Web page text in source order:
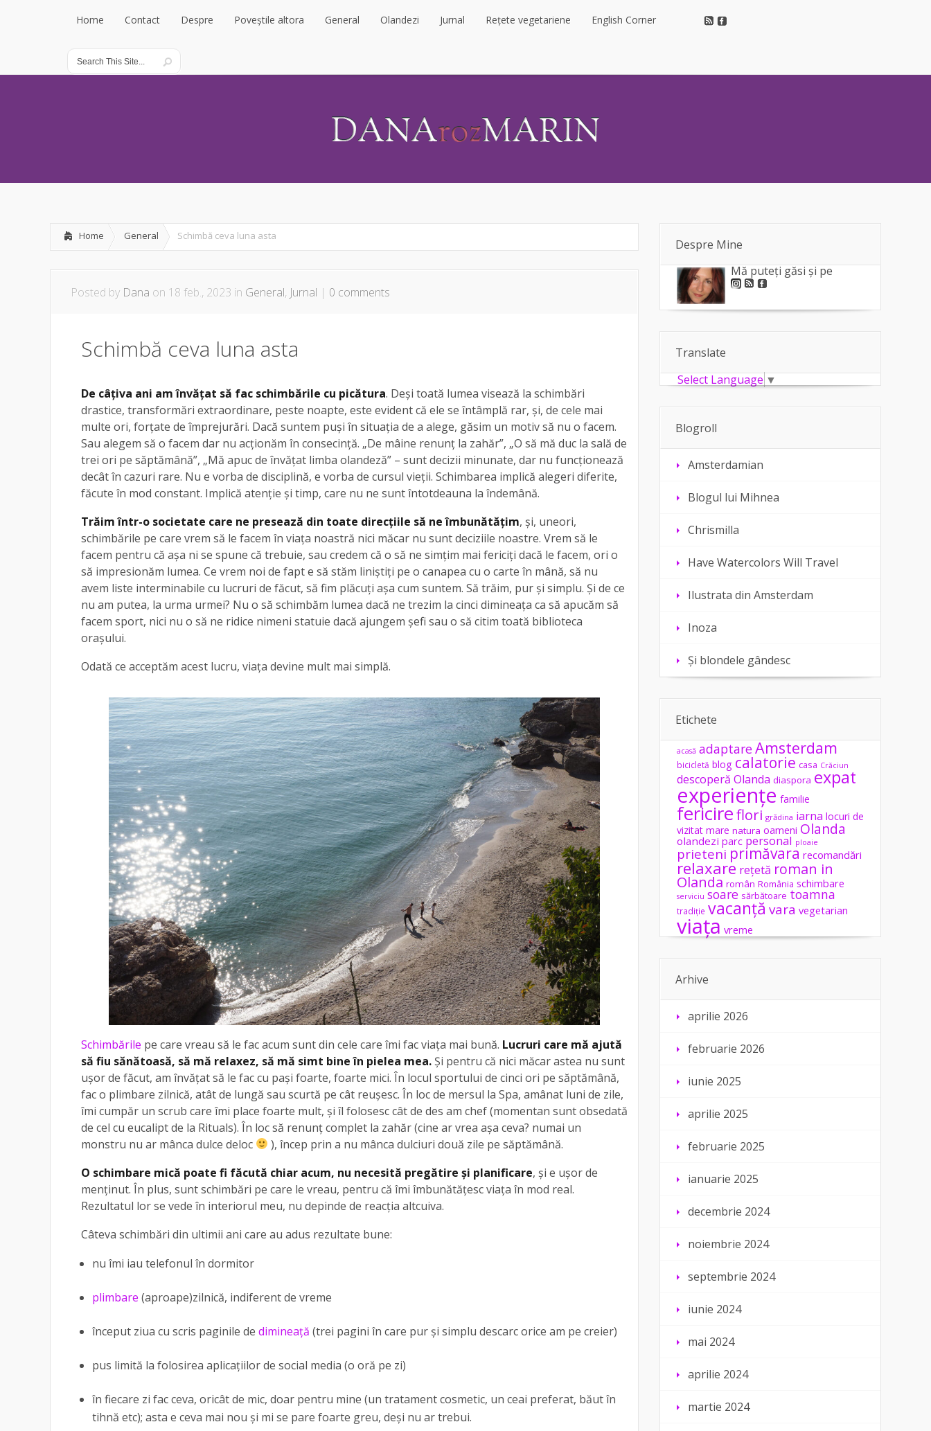
Home
Home
Contact
Contact
Despre Poveștile altora General Olandezi Jurnal Rețete vegetariene English Corner
Home General Schimbă ceva luna asta
Posted by Dana on 18 feb., 2023 in General, Jurnal | 0 comments
Schimbă ceva luna asta
De câțiva ani am învățat să fac schimbările cu picătura. Deși toată lumea visează la schimbări
drastice, transformări extraordinare, peste noapte, este evident că ele se întâmplă rar, și, de cele mai
multe ori, forțate de împrejurări. Dacă suntem puși în situația de a alege, găsim un motiv să nu o facem.
Sau alegem să o facem dar nu acționăm în consecință. „De mâine renunț la zahăr”, „O să mă duc la sală de
trei ori pe săptămână”, „Mă apuc de învățat limba olandeză” – sunt decizii minunate, dar nu funcționează
decât în cazuri rare. Nu e vorba de disciplină, e vorba de cursul vieții. Schimbarea implică alegeri diferite,
făcute în mod constant. Implică atenție și timp, care nu ne sunt întotdeauna la îndemână.
Trăim într-o societate care ne presează din toate direcțiile să ne îmbunătățim, și, uneori,
schimbările pe care vrem să le facem în viața noastră nici măcar nu sunt deciziile noastre. Vrem să le
facem pentru că așa ni se spune că trebuie, sau credem că o să ne simțim mai fericiți dacă le facem, ori o
să impresionăm lumea. Ce vrem noi de fapt e să stăm liniștiți pe o canapea cu o carte în mână, să nu
avem liste interminabile cu lucruri de făcut, să fim plăcuți așa cum suntem. Să trăim, pur și simplu. Și de ce
nu am putea, la urma urmei? Nu o să schimbăm lumea dacă ne trezim la cinci dimineața ca să apucăm să
facem sport, nici nu o să ne ridice nimeni statuie dacă ajungem șefi sau o să citim toată biblioteca
orașului.
Odată ce acceptăm acest lucru, viața devine mult mai simplă.
Schimbările pe care vreau să le fac acum sunt din cele care îmi fac viața mai bună. Lucruri care mă ajută
să fiu sănătoasă, să mă relaxez, să mă simt bine în pielea mea. Și pentru că nici măcar astea nu sunt
ușor de făcut, am învățat să le fac cu pași foarte, foarte mici. În locul sportului de cinci ori pe săptămână,
fac o plimbare zilnică, atât de lungă sau scurtă pe cât reușesc. În loc de mersul la Spa, amânat luni de zile,
îmi cumpăr un scrub care îmi place foarte mult, și îl folosesc cât de des am chef (momentan sunt obsedată
de cel cu eucalipt de la Rituals). În loc să renunț complet la zahăr (cine ar vrea așa ceva? numai un
monstru nu ar mânca dulce deloc
), încep prin a nu mânca dulciuri două zile pe săptămână.
O schimbare mică poate fi făcută chiar acum, nu necesită pregătire și planificare, și e ușor de
menținut. În plus, sunt schimbări pe care le vreau, pentru că îmi îmbunătățesc viața în mod real.
Rezultatul lor se vede în interiorul meu, nu depinde de reacția altcuiva.
Câteva schimbări din ultimii ani care au adus rezultate bune:
nu îmi iau telefonul în dormitor
plimbare (aproape)zilnică, indiferent de vreme
început ziua cu scris paginile de dimineață (trei pagini în care pur și simplu descarc orice am pe creier)
pus limită la folosirea aplicațiilor de social media (o oră pe zi)
în fiecare zi fac ceva, oricât de mic, doar pentru mine (un tratament cosmetic, un ceai preferat, băut în
tihnă etc); asta e ceva mai nou și mi se pare foarte greu, deși nu ar trebui.
Despre Mine
Mă puteți găsi și pe
Translate
Select Language ▼
Blogroll
Amsterdamian
Blogul lui Mihnea
Chrismilla
Have Watercolors Will Travel
Ilustrata din Amsterdam
Inoza
Și blondele gândesc
Etichete
acasă adaptareAmsterdam
bicicletă blog calatorie casa Crăciun
descoperă Olanda diaspora expat
experiențe familie
fericireflori grădina iarna locuri de
vizitat mare natura oameni Olanda
olandezi parc personal ploaie
prieteni primăvara recomandări
relaxare rețetă roman in
Olanda român România schimbare
serviciu soare sărbătoare toamna
tradiție vacanță vara vegetarian
viața vreme
Arhive
aprilie 2026
februarie 2026
iunie 2025
aprilie 2025
februarie 2025
ianuarie 2025
decembrie 2024
noiembrie 2024
septembrie 2024
iunie 2024
mai 2024
aprilie 2024
martie 2024